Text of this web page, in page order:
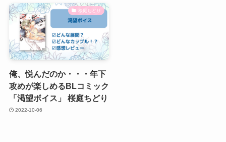
桜庭ちどり
俺、悦んだのか・・・年下
攻めが楽しめるBLコミック
「渇望ボイス」 桜庭ちどり
2022-10-06